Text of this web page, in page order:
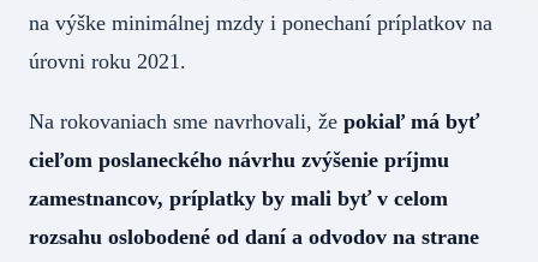
na výške minimálnej mzdy i ponechaní príplatkov na
úrovni roku 2021.
Na rokovaniach sme navrhovali, že pokiaľ má byť
cieľom poslaneckého návrhu zvýšenie príjmu
zamestnancov, príplatky by mali byť v celom
rozsahu oslobodené od daní a odvodov na strane